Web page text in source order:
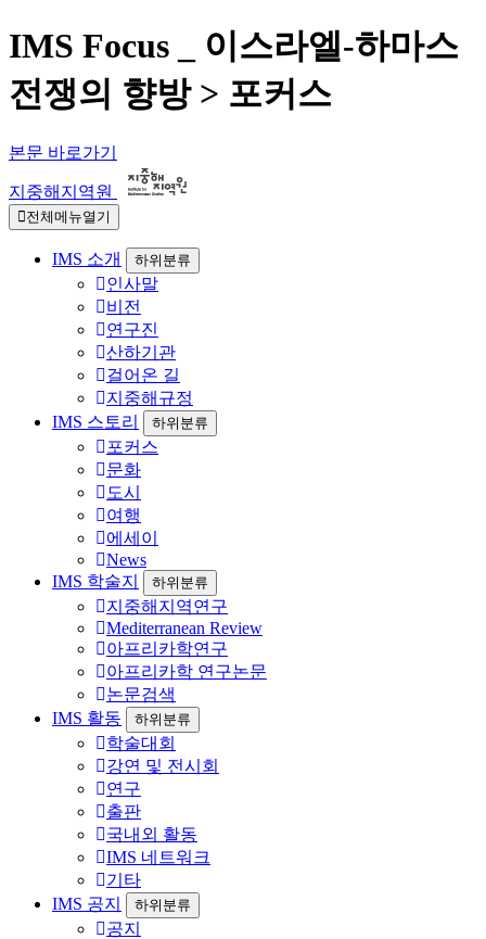
IMS Focus _ 이스라엘-하마스
전쟁의 향방 > 포커스
본문 바로가기
지중해지역원
전체메뉴열기
IMS 소개 하위분류
인사말
비전
연구진
산하기관
걸어온 길
지중해규정
IMS 스토리
하위분류
포커스
문화
도시
여행
에세이
News
IMS 학술지
하위분류
지중해지역연구
Mediterranean Review
아프리카학연구
아프리카학 연구논문
논문검색
IMS 활동
하위분류
학술대회
강연 및 전시회
연구
출판
국내외 활동
IMS 네트워크
기타
IMS 공지
하위분류
공지